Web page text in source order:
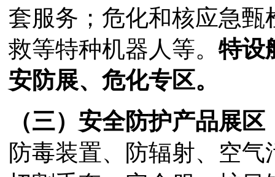
套服务；危化和核应急
救等特种机器人等。 特设
安防展、危化专区。
（三）安全防护产品展区
防毒装置、防辐射、空